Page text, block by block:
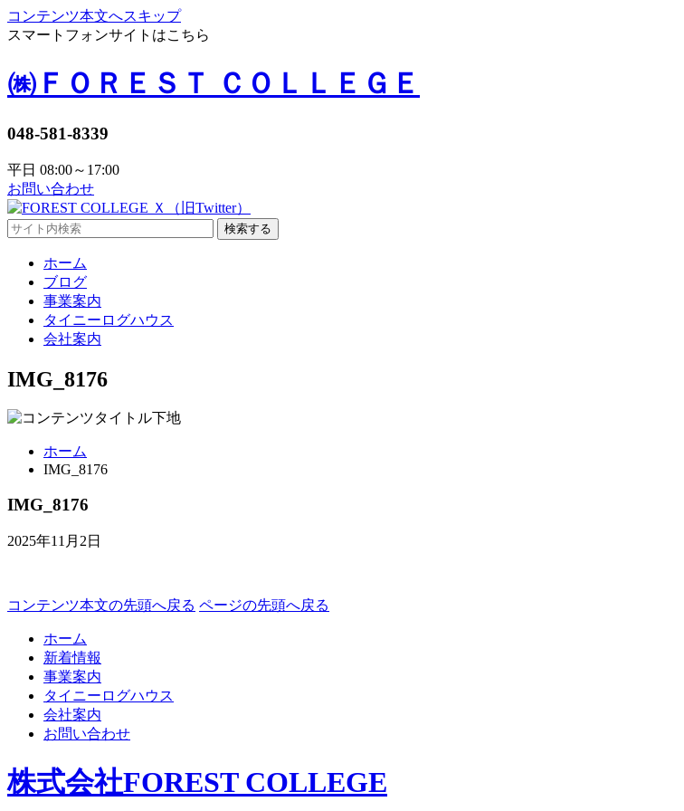
コンテンツ本文へスキップ
スマートフォンサイトはこちら
㈱ＦＯＲＥＳＴ ＣＯＬＬＥＧＥ
048-581-8339
平日 08:00～17:00
お問い合わせ
検索する
ホーム
ブログ
事業案内
タイニーログハウス
会社案内
IMG_8176
ホーム
IMG_8176
IMG_8176
2025年11月2日
コンテンツ本文の先頭へ戻る ページの先頭へ戻る
ホーム
新着情報
事業案内
タイニーログハウス
会社案内
お問い合わせ
株式会社FOREST COLLEGE